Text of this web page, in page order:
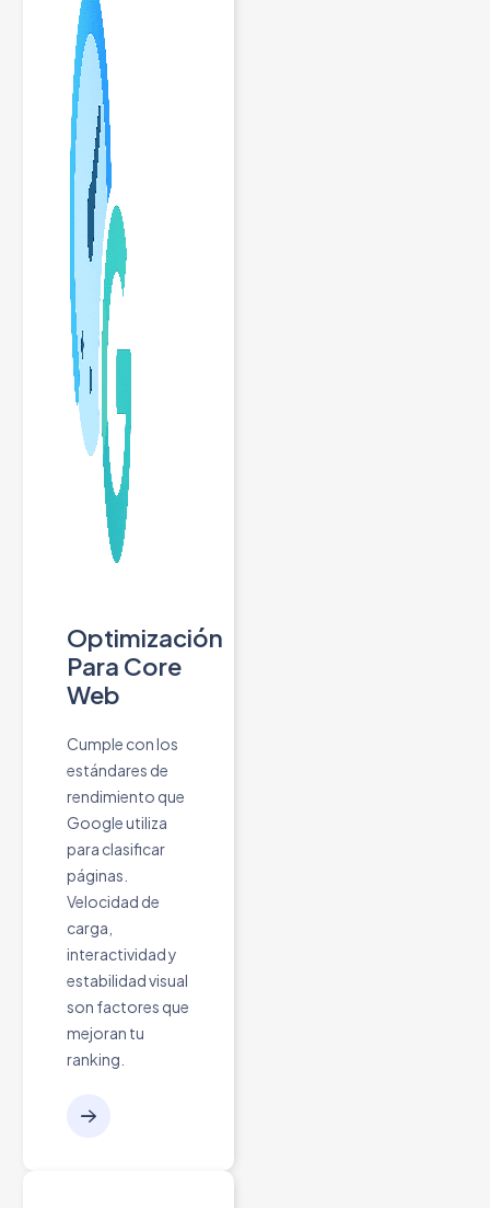
Optimización
Para Core
Web
Cumple con los
estándares de
rendimiento que
Google utiliza
para clasificar
páginas.
Velocidad de
carga,
interactividad y
estabilidad visual
son factores que
mejoran tu
ranking.